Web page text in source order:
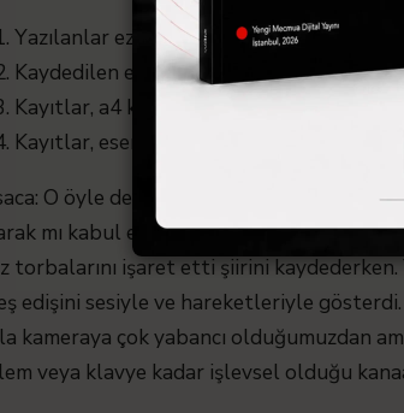
Yazılanlar ezberlenip kamera karşısına
Kaydedilen eserler video editleriyle
Kayıtlar, a4 kağıdıyla (word dahil)
Kayıtlar, eserlerin direkt kendisidir.
O öyle değil. Yani yazmanın tarihi
mı kabul edilecek? Yar deyince hep
torbalarını işaret etti şiirini kaydederken.
edişini sesiyle ve hareketleriyle
kameraya çok yabancı olduğumuzdan
veya klavye kadar işlevsel olduğu